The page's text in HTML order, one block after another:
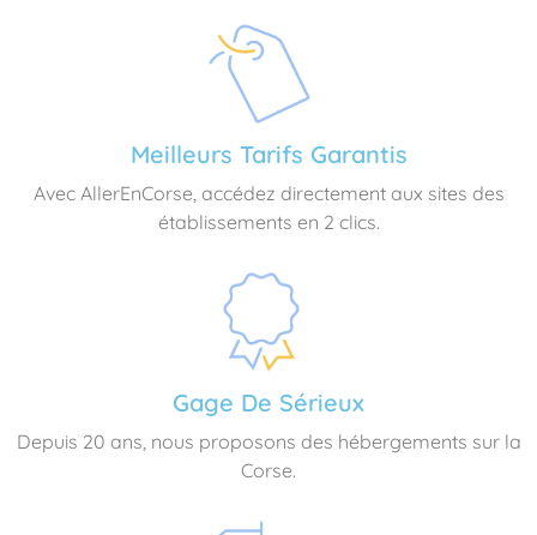
Meilleurs Tarifs Garantis
Avec AllerEnCorse, accédez directement aux sites des
établissements en 2 clics.
Gage De Sérieux
Depuis 20 ans, nous proposons des hébergements sur la
Corse.